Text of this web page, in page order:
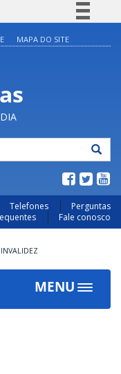
à informação
Legislação
Canais
MAPA DO SITE
Telefones
Perguntas
Fale conosco
INVALIDEZ
MENU
Toggle